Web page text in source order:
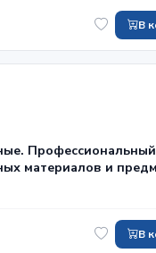
В
материалов и
испытаний при
мокрой чистки
В